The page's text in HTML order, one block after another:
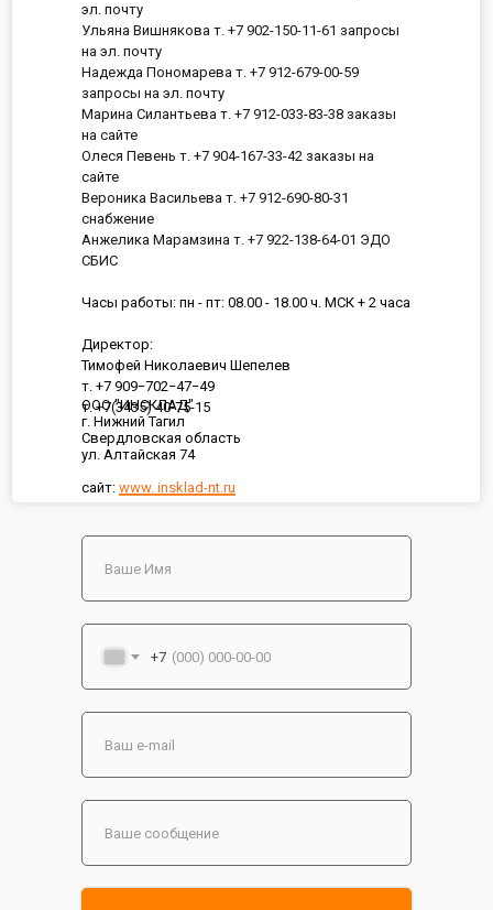
ООО "ИНСКЛАД"
г. Нижний Тагил
Свердловская область
ул. Алтайская 74
сайт: www. insklad-nt.ru
эл. почту
Ульяна Вишнякова т. +7 902-150-11-61 запросы
на эл. почту
Надежда Пономарева т. +7 912-679-00-59
запросы на эл. почту
Марина Силантьева т. +7 912-033-83-38 заказы
на сайте
Олеся Певень т. +7 904-167-33-42 заказы на
сайте
Вероника Васильева т. +7 912-690-80-31
снабжение
Анжелика Марамзина т. +7 922-138-64-01 ЭДО
СБИС
Часы работы: пн - пт: 08.00 - 18.00 ч. МСК + 2 часа
Директор:
Тимофей Николаевич Шепелев
т. +7 909−702−47−49
т. +7(3435) 40-75-15
+7